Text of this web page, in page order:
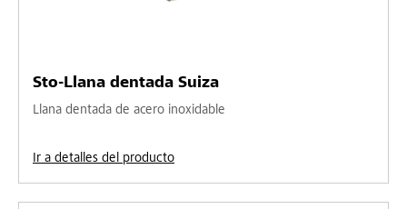
Sto-Llana dentada Suiza
Llana dentada de acero inoxidable
Ir a detalles del producto